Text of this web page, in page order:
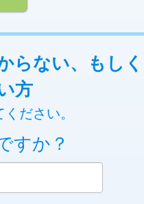
らない、もし
方
ださい。
すか？